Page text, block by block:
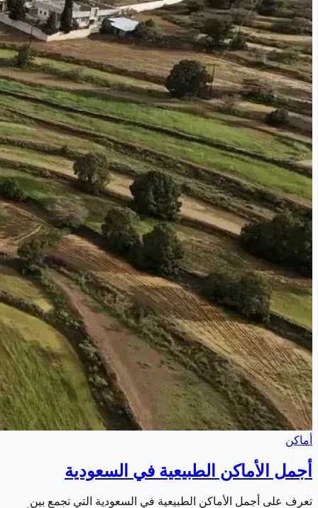
أماكن
أجمل الأماكن الطبيعية في السعودية
تعرف على أجمل الأماكن الطبيعية في السعودية التي تجمع بين